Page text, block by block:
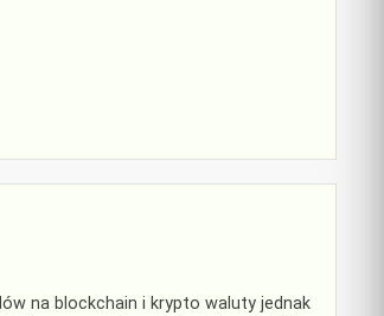
na blockchain i krypto waluty jednak